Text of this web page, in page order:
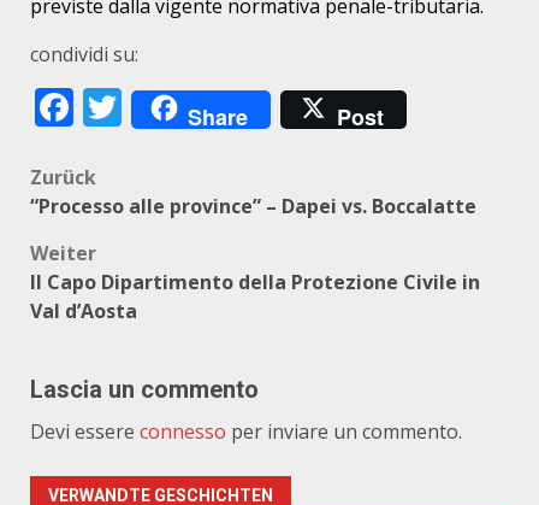
previste dalla vigente normativa penale-tributaria.
condividi su:
Facebook
Twitter
Share Post
Beitragsnavigation
Zurück
“Processo alle province” – Dapei vs. Boccalatte
Weiter
Il Capo Dipartimento della Protezione Civile in
Val d’Aosta
Lascia un commento
Devi essere connesso per inviare un commento.
VERWANDTE GESCHICHTEN